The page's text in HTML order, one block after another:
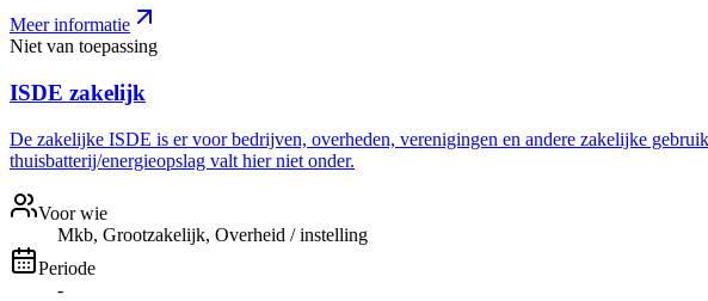
Meer informatie
Niet van toepassing
ISDE zakelijk
De zakelijke ISDE is er voor bedrijven, overheden, verenigingen en andere zakelijke
thuisbatterij/energieopslag valt hier niet onder.
Voor wie
Mkb, Grootzakelijk, Overheid / instelling
Periode
-